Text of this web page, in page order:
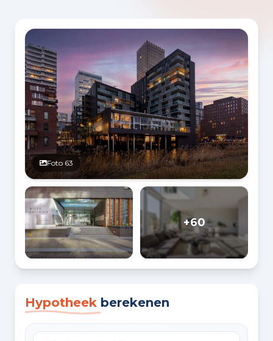
Fotogalerij
Foto 63
+60
Hypotheek berekenen